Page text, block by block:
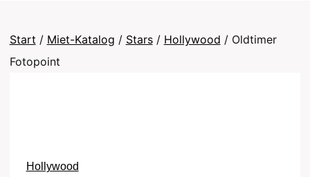
Start / Miet-Katalog / Stars / Hollywood / Oldtimer
Fotopoint
Hollywood